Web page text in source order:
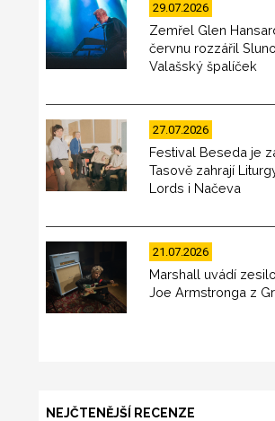
29.07.2026
Zemřel Glen
červnu rozzářil
Valašský špalíček
27.07.2026
Festival Beseda je
Tasově zahrají
Lords i Načeva
21.07.2026
Marshall uvádí
Joe Armstronga z
NEJČTENĚJŠÍ RECENZE